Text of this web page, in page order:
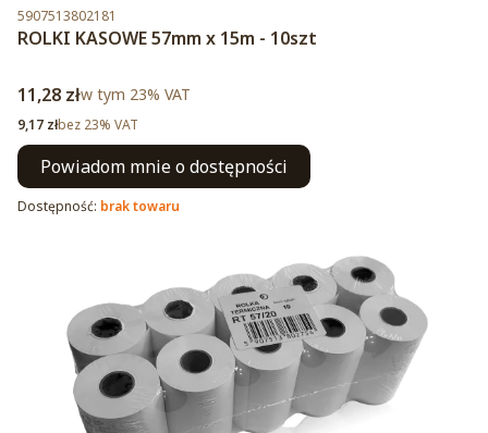
Kod produktu
5907513802181
ROLKI KASOWE 57mm x 15m - 10szt
Cena brutto
11,28 złw tym %s VAT
w tym 23% VAT
Cena netto
9,17 złbez 23% VAT
Powiadom mnie o dostępności
Dostępność: brak towaru